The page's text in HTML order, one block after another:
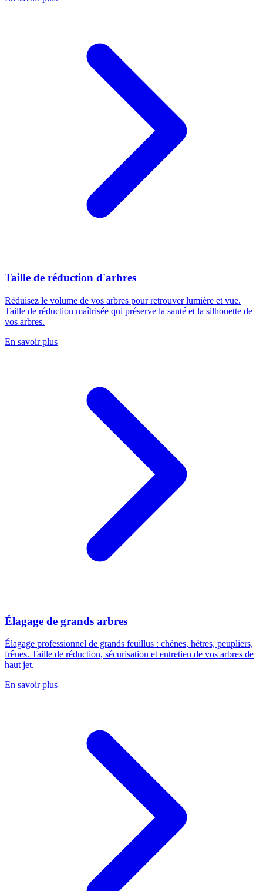
Taille de réduction d'arbres
Réduisez le volume de vos arbres pour retrouver lumière et vue.
Taille de réduction maîtrisée qui préserve la santé et la silhouette de
vos arbres.
En savoir plus
Élagage de grands arbres
Élagage professionnel de grands feuillus : chênes, hêtres, peupliers,
frênes. Taille de réduction, sécurisation et entretien de vos arbres de
haut jet.
En savoir plus